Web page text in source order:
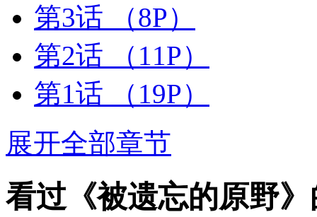
第3话
（8P）
第2话
（11P）
第1话
（19P）
展开全部章节
看过《被遗忘的原野